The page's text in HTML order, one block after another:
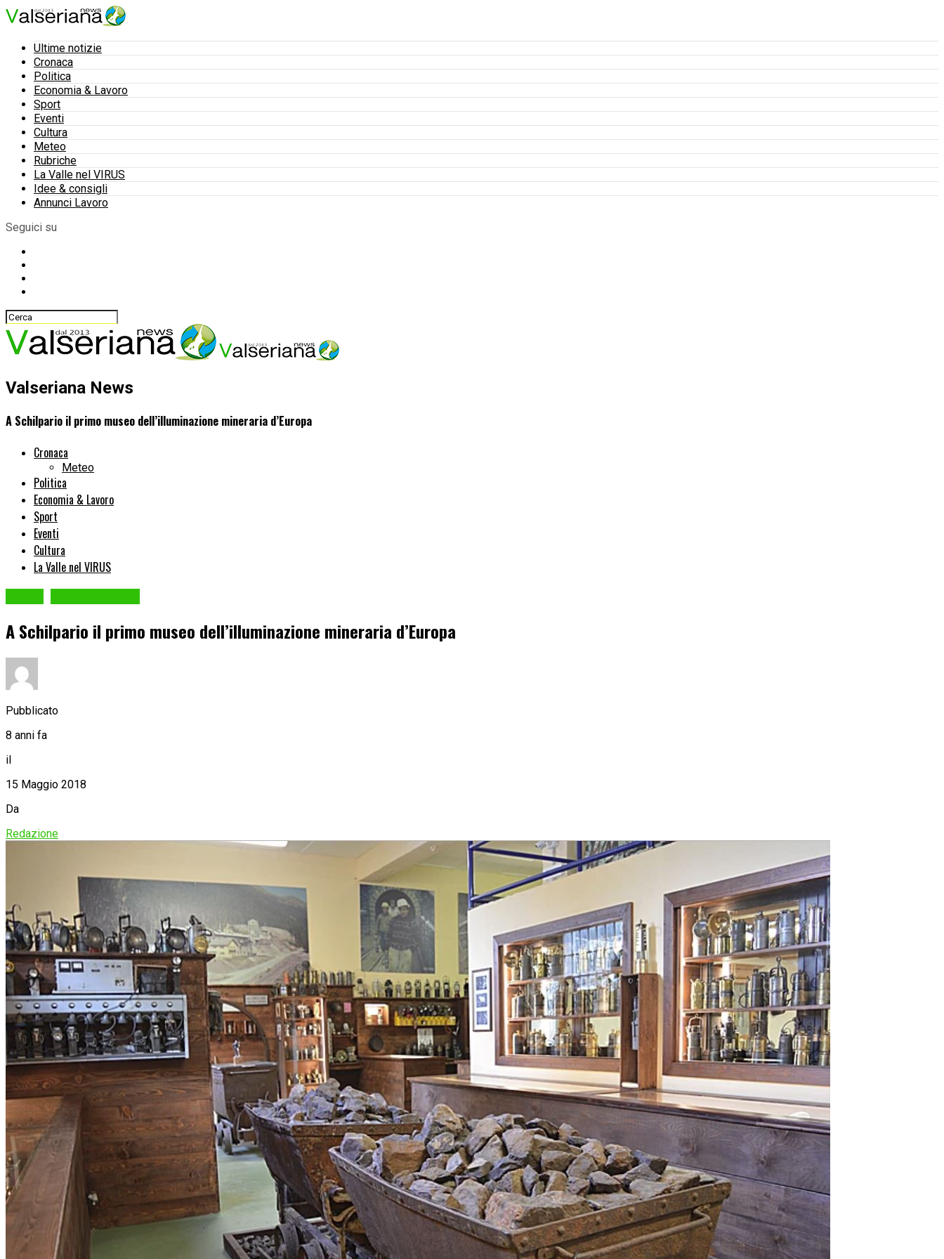
Ultime notizie
Cronaca
Politica
Economia & Lavoro
Sport
Eventi
Cultura
Meteo
Rubriche
La Valle nel VIRUS
Idee & consigli
Annunci Lavoro
Seguici su
Valseriana News
A Schilpario il primo museo dell’illuminazione mineraria d’Europa
Cronaca
Meteo
Politica
Economia & Lavoro
Sport
Eventi
Cultura
La Valle nel VIRUS
A Schilpario il primo museo dell’illuminazione mineraria d’Europa
Pubblicato
8 anni fa
il
15 Maggio 2018
Da
Redazione